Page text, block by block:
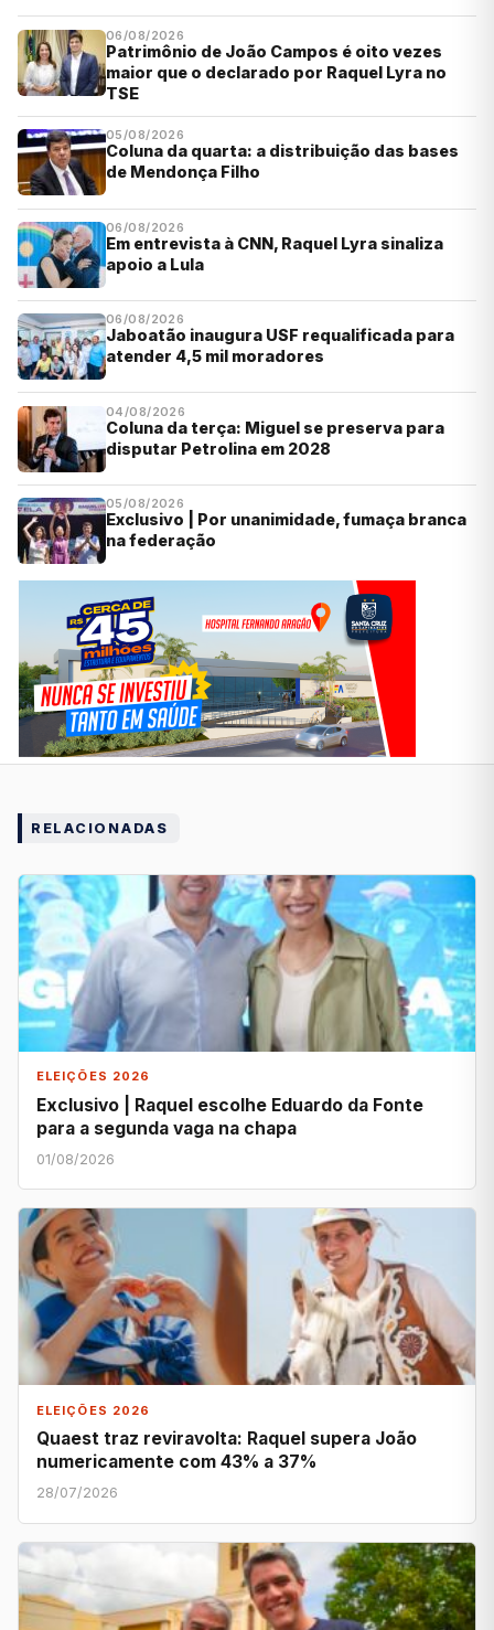
06/08/2026
Patrimônio de João Campos é oito vezes
maior que o declarado por Raquel Lyra no
TSE
05/08/2026
Coluna da quarta: a distribuição das bases
de Mendonça Filho
06/08/2026
Em entrevista à CNN, Raquel Lyra sinaliza
apoio a Lula
06/08/2026
Jaboatão inaugura USF requalificada para
atender 4,5 mil moradores
04/08/2026
Coluna da terça: Miguel se preserva para
disputar Petrolina em 2028
05/08/2026
Exclusivo | Por unanimidade, fumaça branca
na federação
RELACIONADAS
ELEIÇÕES 2026
Exclusivo | Raquel escolhe Eduardo da Fonte
para a segunda vaga na chapa
01/08/2026
ELEIÇÕES 2026
Quaest traz reviravolta: Raquel supera João
numericamente com 43% a 37%
28/07/2026